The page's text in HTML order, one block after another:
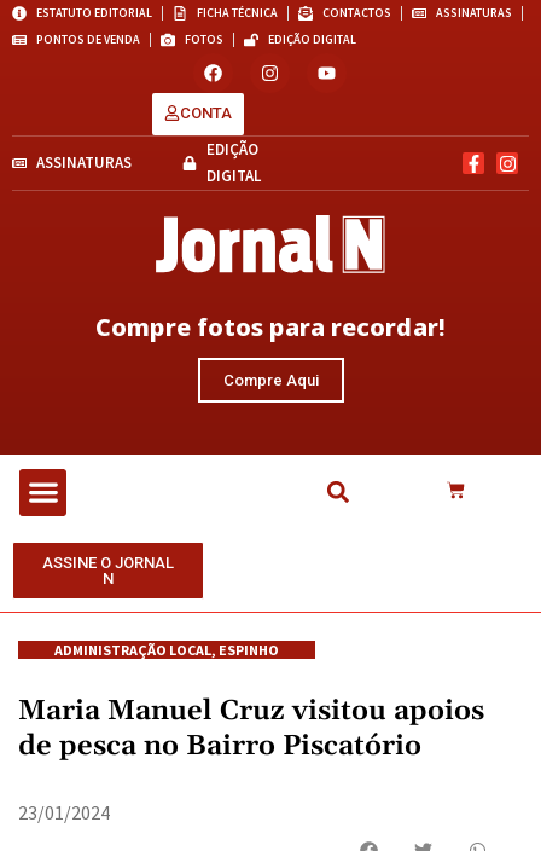
ESTATUTO EDITORIAL FICHA TÉCNICA CONTACTOS
ASSINATURAS
PONTOS DE VENDA
FOTOS EDIÇÃO DIGITAL
CONTA
ASSINATURAS
EDIÇÃO
DIGITAL
Compre fotos para recordar!
Compre Aqui
ASSINE O JORNAL
N
ADMINISTRAÇÃO LOCAL, ESPINHO
Maria Manuel Cruz visitou apoios
de pesca no Bairro Piscatório
23/01/2024